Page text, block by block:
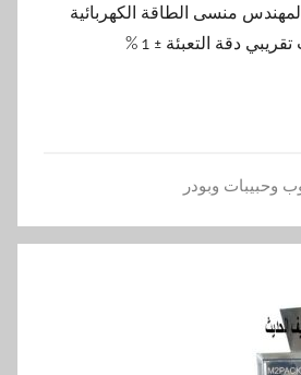
ماركة المهندس منسى الطاقة الكهربائية
وحبيبات وبودر